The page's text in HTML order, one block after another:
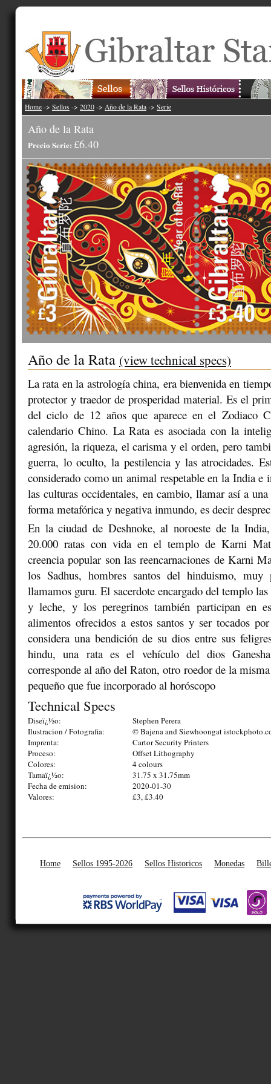
Home -> Sellos -> 2020 -> Año de la Rata -> Serie
Año de la Rata
Precio Serie: £6.40
Año de la Rata (view technical specs)
La rata en la astrología china, era bienvenida en
protector y traedor de prosperidad material. Es el
del ciclo de 12 años que aparece en el Zodiaco
calendario Chino. La Rata es asociada con la
agresión, la riqueza, el carisma y el orden, pero
guerra, lo oculto, la pestilencia y las atrocidades.
considerado como un animal respetable en la India e
las culturas occidentales, en cambio, llamar así a
forma metafórica y negativa inmundo, es decir
En la ciudad de Deshnoke, al noroeste de la
20.000 ratas con vida en el templo de Karni
creencia popular son las reencarnaciones de Karni
los Sadhus, hombres santos del hinduismo,
llamamos guru. El sacerdote encargado del templo
y leche, y los peregrinos también participan en
alimentos ofrecidos a estos santos y ser tocados
considera una bendición de su dios entre sus
hindu, una rata es el vehículo del dios
corresponde al año del Raton, otro roedor de la
pequeño que fue incorporado al horóscopo
Technical Specs
Diseï¿½o:
Stephen Perera
Ilustracion / Fotografia:
© Bajena and Siewhoongat
Imprenta:
Cartor Security Printers
Proceso:
Offset Lithography
Colores:
4 colours
Tamaï¿½o:
31.75 x 31.75mm
Fecha de emision:
2020-01-30
Valores:
£3, £3.40
Home Sellos 1995-2026 Sellos Historicos Monedas